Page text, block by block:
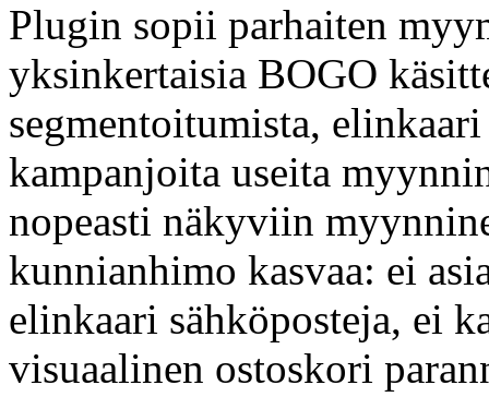
Plugin sopii parhaiten
yksinkertaisia BOGO
segmentoitumista,
kampanjoita useita
nopeasti näkyviin
kunnianhimo kasvaa: ei
elinkaari sähköposteja, ei
visuaalinen ostoskori